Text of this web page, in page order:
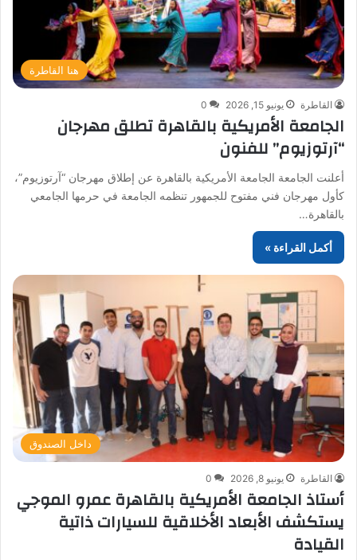
هنا القاطرة
القاطرة يونيو 15, 2026 0
الجامعة الأمريكية بالقاهرة تطلق مهرجان
“آرتوزيوم” للفنون
أعلنت الجامعة الجامعة الأمريكية بالقاهرة عن إطلاق مهرجان “آرتوزيوم”،
كأول مهرجان فني مفتوح للجمهور تنظمه الجامعة في حرمها الجامعي
بالقاهرة…
أكمل القراءة »
داخل الصندوق
القاطرة يونيو 8, 2026 0
أستاذ الجامعة الأمريكية بالقاهرة عمرو الموجي
يستكشف الأبعاد الأخلاقية للسيارات ذاتية
القيادة